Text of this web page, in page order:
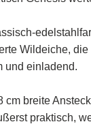
Wildeiche,
und einladend.
breite
praktisch,